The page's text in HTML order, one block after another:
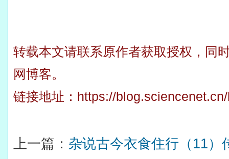
转载本文请联系原作者获取授权，同
网博客。
链接地址： https://
上一篇： 杂说古今衣食住行（11）